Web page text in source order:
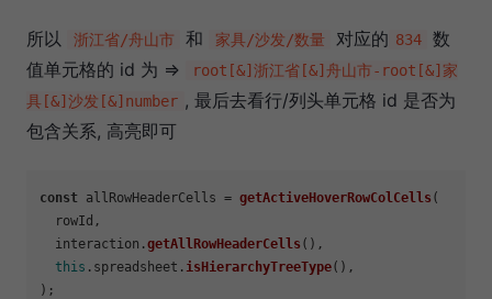
所以 浙江省/舟山市 和 家具/沙发/数量 对应的 834
数
值单元格的 id 为 =>
root[&]浙江省[&]舟山市-root[&]家
具[&]沙发[&]number , 最后去看行/列头单元格 id 是否为
包含关系, 高亮即可
const allRowHeaderCells = getActiveHoverRowColCells (
  rowId,
  interaction.
getAllRowHeaderCells (),
this . spreadsheet . isHierarchyTreeType(),
);